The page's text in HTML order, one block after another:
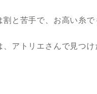
割と苦手で、お高い糸
、アトリエさんで見つ